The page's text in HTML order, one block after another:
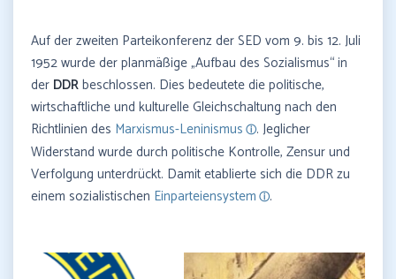
Auf der zweiten Parteikonferenz der SED vom 9. bis 12. Juli
1952 wurde der planmäßige „Aufbau des Sozialismus“ in
der DDRbeschlossen. Dies bedeutete die politische,
wirtschaftliche und kulturelle Gleichschaltung nach den
Richtlinien des Marxismus-Leninismus
. Jeglicher
Widerstand wurde durch politische Kontrolle, Zensur und
Verfolgung unterdrückt. Damit etablierte sich die DDR zu
einem sozialistischen Einparteiensystem .